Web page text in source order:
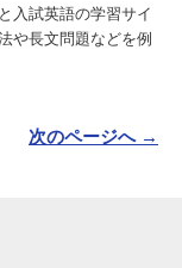
入試英語の学習サイ
や長文問題などを例
次のページへ →